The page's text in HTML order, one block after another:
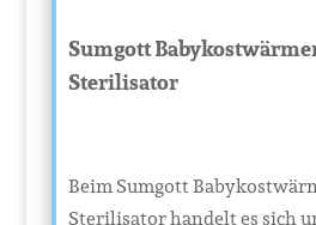
Sumgott
Sterilisator
Beim Sumgott
Sterilisator handelt es sich